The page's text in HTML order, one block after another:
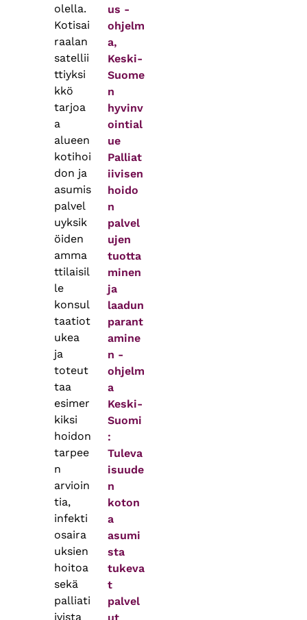
olella.
Kotisai
raalan
satellii
ttiyksi
kkö
tarjoa
a
alueen
kotihoi
don ja
asumis
palvel
uyksik
öiden
amma
ttilaisil
le
konsul
taatiot
ukea
ja
toteut
taa
esimer
kiksi
hoidon
tarpee
n
arvioin
tia,
infekti
osaira
uksien
hoitoa
sekä
palliati
ivista
us -
ohjelm
a,
Keski-
Suome
n
hyvinv
ointial
ue
Palliat
iivisen
hoido
n
palvel
ujen
tuotta
minen
ja
laadun
parant
amine
n -
ohjelm
a
Keski-
Suomi
:
Tuleva
isuude
n
koton
a
asumi
sta
tukeva
t
palvel